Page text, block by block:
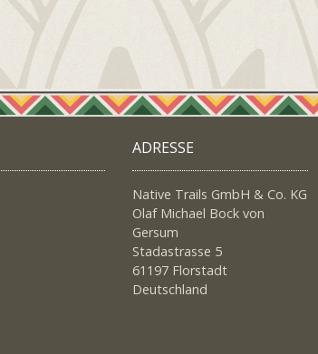
ADRESSE
Native Trails GmbH & Co. KG
Olaf Michael Bock von
Gersum
Stadastrasse 5
61197 Florstadt
Deutschland